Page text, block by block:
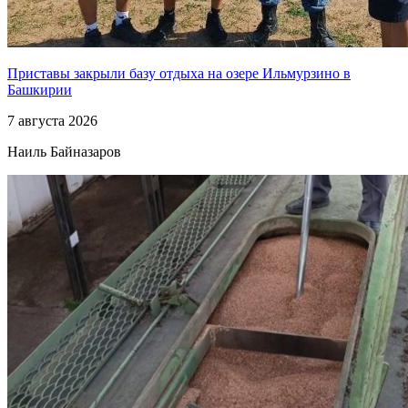
Приставы закрыли базу отдыха на озере Ильмурзино в
Башкирии
7 августа 2026
Наиль Байназаров